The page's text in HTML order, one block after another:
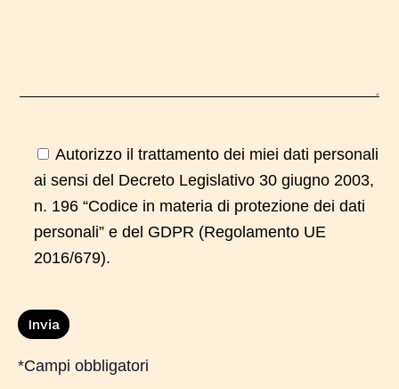
Autorizzo il trattamento dei miei dati personali
ai sensi del Decreto Legislativo 30 giugno 2003,
n. 196 “Codice in materia di protezione dei dati
personali” e del GDPR (Regolamento UE
2016/679).
*Campi obbligatori